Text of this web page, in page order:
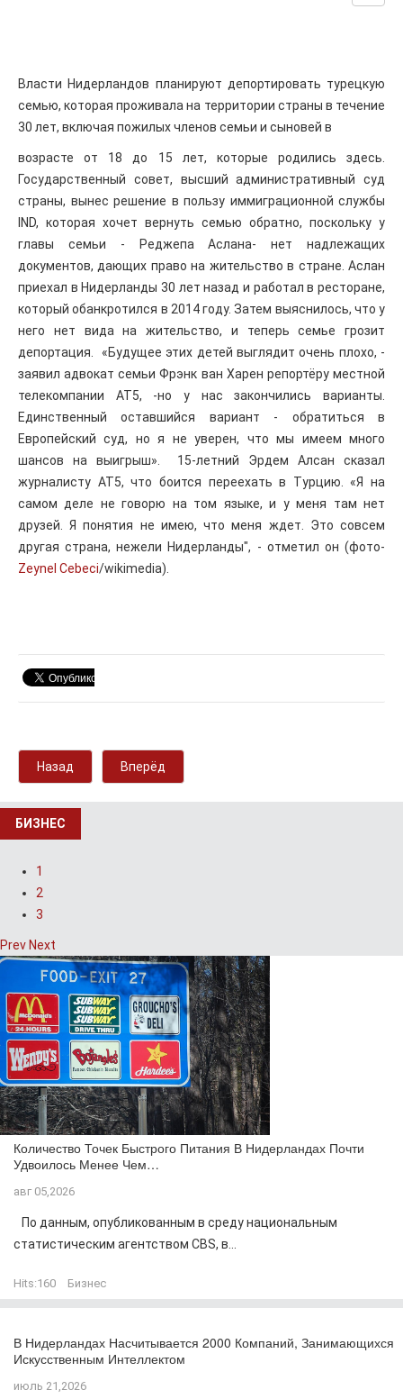
Власти Нидерландов планируют депортировать турецкую
семью, которая проживала на территории страны в течение
30 лет, включая пожилых членов семьи и сыновей в
возрасте от 18 до 15 лет, которые родились здесь.
Государственный совет, высший административный суд
страны, вынес решение в пользу иммиграционной службы
IND, которая хочет вернуть семью обратно, поскольку у
главы семьи - Реджепа Аслана- нет надлежащих
документов, дающих право на жительство в стране. Аслан
приехал в Нидерланды 30 лет назад и работал в ресторане,
который обанкротился в 2014 году. Затем выяснилось, что у
него нет вида на жительство, и теперь семье грозит
депортация. «Будущее этих детей выглядит очень плохо, -
заявил адвокат семьи Фрэнк ван Харен репортёру местной
телекомпании AT5, -но у нас закончились варианты.
Единственный оставшийся вариант - обратиться в
Европейский суд, но я не уверен, что мы имеем много
шансов на выигрыш». 15-летний Эрдем Алсан сказал
журналисту AT5, что боится переехать в Турцию. «Я на
самом деле не говорю на том языке, и у меня там нет
друзей. Я понятия не имею, что меня ждет. Это совсем
другая страна, нежели Нидерланды", - отметил он (фото-
Zeynel Cebeci/wikimedia).
Назад Вперёд
БИЗНЕС
1
2
3
Prev Next
Количество Точек Быстрого Питания В Нидерландах Почти
Удвоилось Менее Чем…
авг 05,2026
По данным, опубликованным в среду национальным
статистическим агентством CBS, в...
Hits:160 Бизнес
В Нидерландах Насчитывается 2000 Компаний, Занимающихся
Искусственным Интеллектом
июль 21,2026